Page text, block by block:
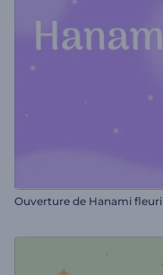
Ouverture de Hanami fleuri